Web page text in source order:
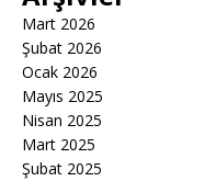
Mart 2026
Şubat 2026
Ocak 2026
Mayıs 2025
Nisan 2025
Mart 2025
Şubat 2025